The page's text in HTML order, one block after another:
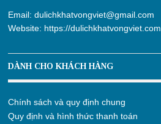
Email:dulichkhatvongviet@gmail.com
Website: https://dulichkhatvongviet.com
DÀNH CHO KHÁCH HÀNG
Chính sách và quy định chung
Quy định và hình thức thanh toán